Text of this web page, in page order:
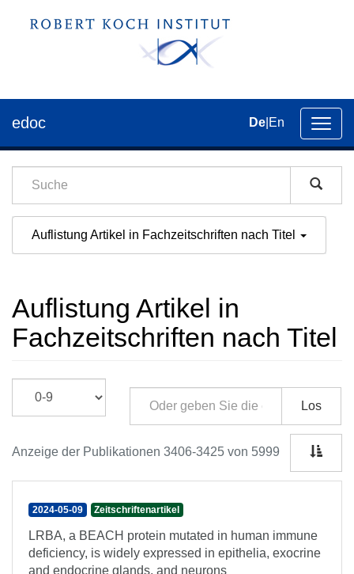
der
edoc De En
Auflistung Artikel in Fachzeitschriften nach Titel
Auflistung Artikel in
Fachzeitschriften nach Titel
Los
Anzeige der Publikationen 3406-3425 von 5999
2024-05-09 Zeitschriftenartikel
LRBA, a BEACH protein mutated in human immune
deficiency, is widely expressed in epithelia, exocrine
and endocrine glands, and neurons